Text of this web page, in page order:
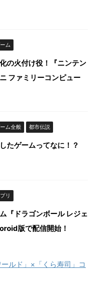
ム
の火付け役！『ニンテン
ファミリーコンピュー
ム全般 都市伝説
たゲームってなに！？
リ
『ドラゴンボール レジェ
版で配信開始！
ルド」×「くら寿司」コ